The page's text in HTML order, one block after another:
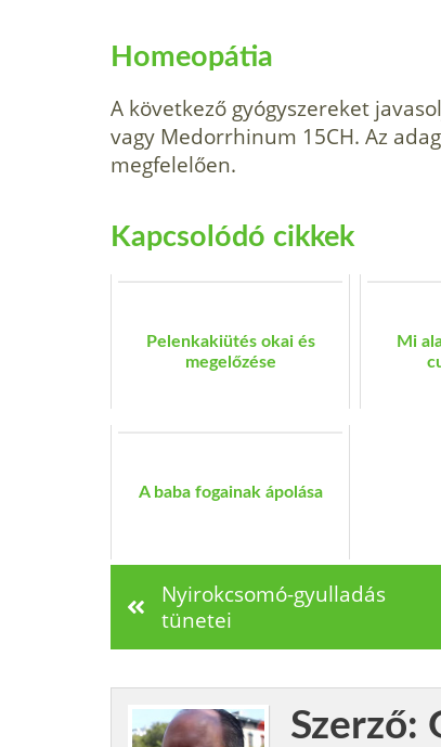
Homeopátia
A következő gyógy­szereket
vagy Medorrhinum 15CH. Az
megfelelően.
Kapcsolódó cikkek
Pelenkakiütés okai és
megelőzése
Mi
A baba fogainak ápolása
Nyirokcsomó-gyulladás
tünetei
Szerző: